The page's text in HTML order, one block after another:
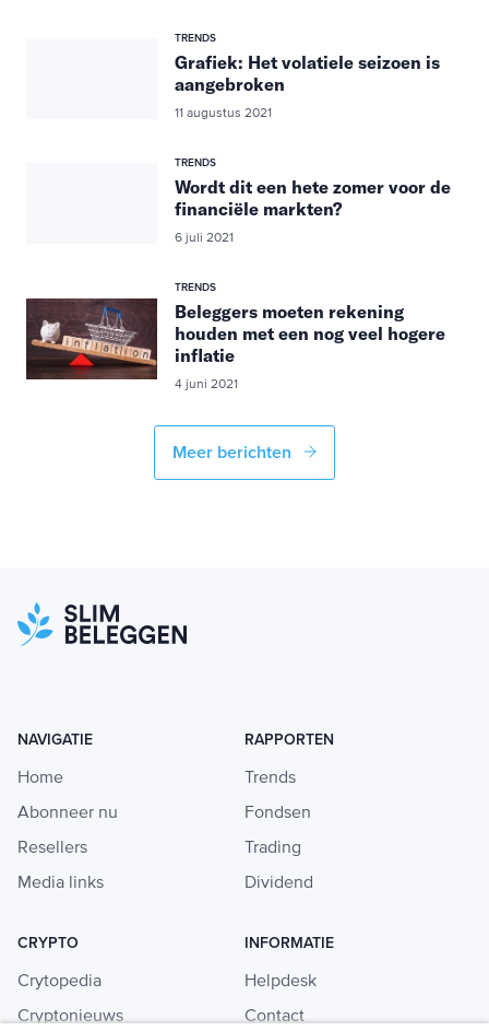
TRENDS
Grafiek: Het volatiele seizoen is
aangebroken
11 augustus 2021
TRENDS
Wordt dit een hete zomer voor de
financiële markten?
6 juli 2021
TRENDS
Beleggers moeten rekening
houden met een nog veel hogere
inflatie
4 juni 2021
Meer berichten
NAVIGATIE
Home
Abonneer nu
Resellers
Media links
RAPPORTEN
Trends
Fondsen
Trading
Dividend
CRYPTO
Crytopedia
Cryptonieuws
INFORMATIE
Helpdesk
Contact